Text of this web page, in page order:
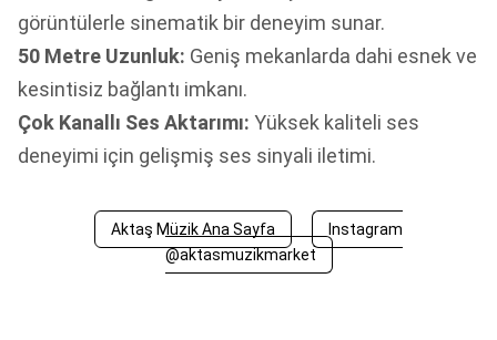
görüntülerle sinematik bir deneyim sunar.
50 Metre Uzunluk: Geniş mekanlarda dahi esnek ve
kesintisiz bağlantı imkanı.
Çok Kanallı Ses Aktarımı: Yüksek kaliteli ses
deneyimi için gelişmiş ses sinyali iletimi.
Aktaş Müzik Ana Sayfa
Instagram
@aktasmuzikmarket